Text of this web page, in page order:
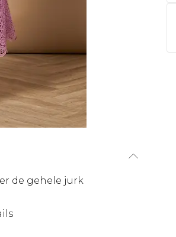
de gehele jurk